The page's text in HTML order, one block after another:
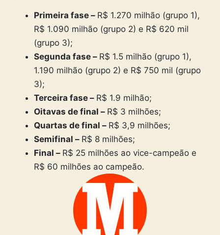
Primeira fase – R$ 1.270 milhão (grupo 1),
R$ 1.090 milhão (grupo 2) e R$ 620 mil
(grupo 3);
Segunda fase – R$ 1.5 milhão (grupo 1),
1.190 milhão (grupo 2) e R$ 750 mil (grupo
3);
Terceira fase – R$ 1.9 milhão;
Oitavas de final – R$ 3 milhões;
Quartas de final – R$ 3,9 milhões;
Semifinal – R$ 8 milhões;
Final – R$ 25 milhões ao vice-campeão e
R$ 60 milhões ao campeão.